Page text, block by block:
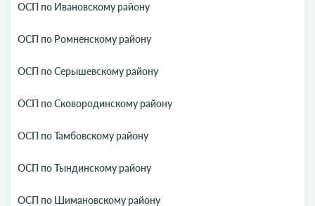
ОСП по Ивановскому району
ОСП по Ромненскому району
ОСП по Серышевскому району
ОСП по Сковородинскому району
ОСП по Тамбовскому району
ОСП по Тындинскому району
ОСП по Шимановскому району